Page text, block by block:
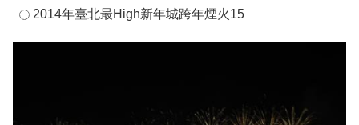
2014年臺北最High新年城跨年煙火15